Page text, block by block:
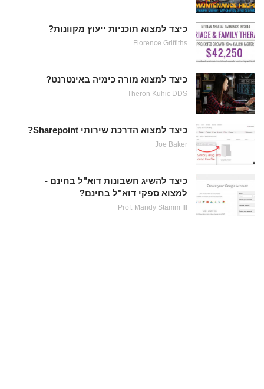
כיצד למצוא תוכניות ייעוץ מקוונות?
Florence Griffiths
כיצד למצוא מורה כימיה באינטרנט?
Theron Kuhic DDS
כיצד למצוא הדרכת שירותי Sharepoint?
Joe Baker
כיצד להשיג חשבונות דוא"ל בחינם -
למצוא ספקי דוא"ל בחינם?
Prof. Mandy Stamm III